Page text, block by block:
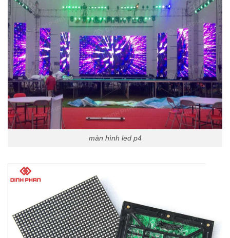
màn hình led p4